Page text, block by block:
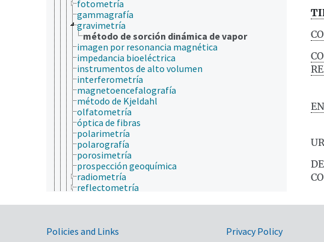
fotometría
gammagrafía
gravimetría
método de sorción dinámica de vapor
imagen por resonancia magnética
impedancia bioeléctrica
instrumentos de alto volumen
interferometría
magnetoencefalografía
método de Kjeldahl
olfatometría
óptica de fibras
polarimetría
polarografía
porosimetría
prospección geoquímica
radiometría
reflectometría
resonancia de plasmón de superficie
monitoreo
Government Links
Policies and Links Privacy Policy